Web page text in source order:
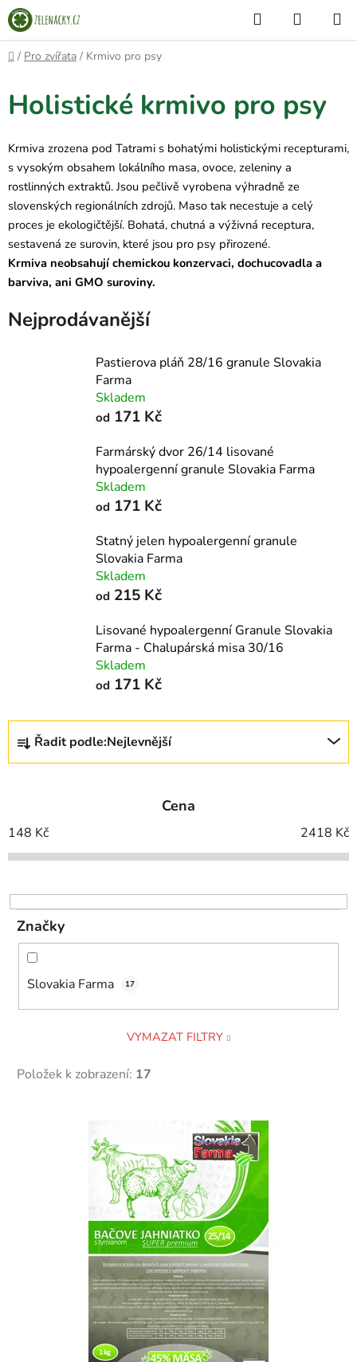
Přejít
na
obsah
Hledat
KOŠÍK
Domů
/ Pro zvířata / Krmivo pro psy
Holistické krmivo pro psy
Krmiva zrozena pod Tatrami s bohatými holistickými recepturami,
s vysokým obsahem lokálního masa, ovoce, zeleniny a
rostlinných extraktů. Jsou pečlivě vyrobena výhradně ze
slovenských regionálních zdrojů. Maso tak necestuje a celý
proces je ekologičtější. Bohatá, chutná a výživná receptura,
sestavená ze surovin, které jsou pro psy přirozené.
Krmiva neobsahují chemickou konzervaci, dochucovadla a
barviva, ani GMO suroviny.
Nejprodávanější
Pastierova pláň 28/16 granule Slovakia
Farma
Skladem
od 171 Kč
Farmárský dvor 26/14 lisované
hypoalergenní granule Slovakia Farma
Skladem
od 171 Kč
Statný jelen hypoalergenní granule
Slovakia Farma
Skladem
od 215 Kč
Lisované hypoalergenní Granule Slovakia
Farma - Chalupárská misa 30/16
Skladem
od 171 Kč
Ř
z
í
p
o
d
u
Řadit podle:Nejlevnější
Cena
148 Kč 2418 Kč
Značky
Slovakia Farma 17
VYMAZAT FILTRY
Položek k zobrazení: 17